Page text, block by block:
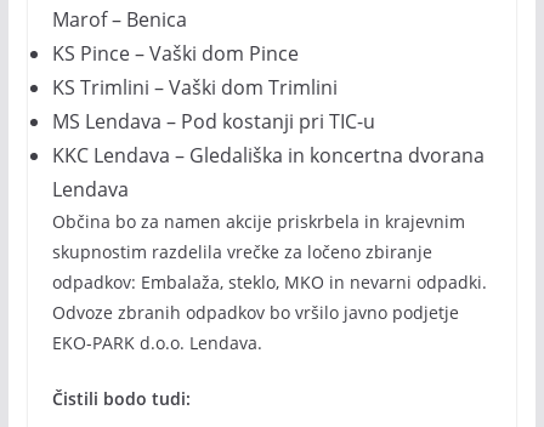
Marof – Benica
KS Pince – Vaški dom Pince
KS Trimlini – Vaški dom Trimlini
MS Lendava – Pod kostanji pri TIC-u
KKC Lendava – Gledališka in koncertna dvorana
Lendava
Občina bo za namen akcije priskrbela in krajevnim
skupnostim razdelila vrečke za ločeno zbiranje
odpadkov: Embalaža, steklo, MKO in nevarni odpadki.
Odvoze zbranih odpadkov bo vršilo javno podjetje
EKO-PARK d.o.o. Lendava.
Čistili bodo tudi: